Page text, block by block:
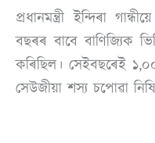
প্ৰধানমন্ত্ৰী ইন্দিৰা
বছৰৰ বাবে বাণিজ্যিক
কৰিছিল। সেইবছৰেই
সেউজীয়া শস্য চপোৱা